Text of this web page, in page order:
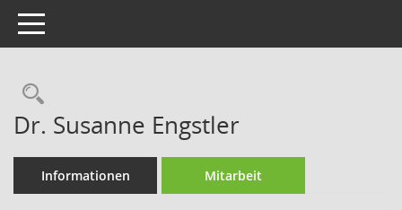
Toggle navigation
Rechercheauswahl
Dr. Susanne Engstler
Informationen Mitarbeit